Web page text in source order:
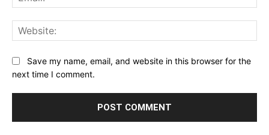
Save my name, email, and website in this browser for the
next time I comment.